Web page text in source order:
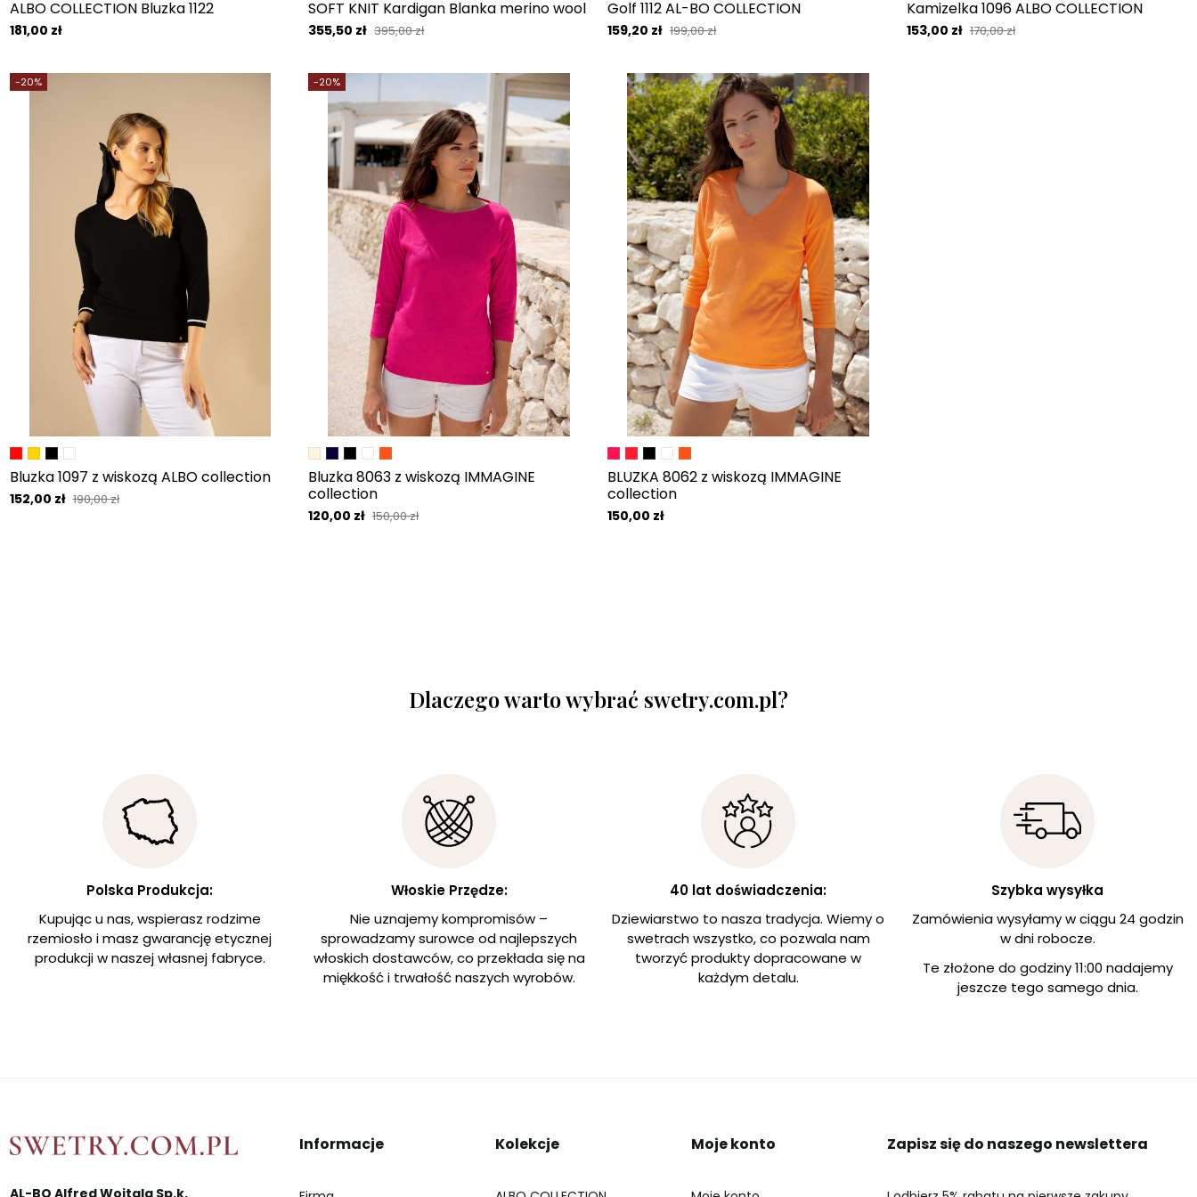
ALBO COLLECTION Bluzka 1122
181,00 zł
SOFT KNIT Kardigan Blanka merino wool
355,50 zł 395,00 zł
Golf 1112 AL-BO COLLECTION
159,20 zł 199,00 zł
Kamizelka 1096 ALBO COLLECTION
153,00 zł 170,00 zł
-20%
Bluzka 1097 z wiskozą ALBO collection
152,00 zł 190,00 zł
-20%
Bluzka 8063 z wiskozą IMMAGINE
collection
120,00 zł 150,00 zł
BLUZKA 8062 z wiskozą IMMAGINE
collection
150,00 zł
Dlaczego warto wybrać swetry.com.pl?
Polska Produkcja:
Kupując u nas, wspierasz rodzime
rzemiosło i masz gwarancję etycznej
produkcji w naszej własnej fabryce.
Włoskie Przędze:
Nie uznajemy kompromisów –
sprowadzamy surowce od najlepszych
włoskich dostawców, co przekłada się na
miękkość i trwałość naszych wyrobów.
40 lat doświadczenia:
Dziewiarstwo to nasza tradycja. Wiemy o
swetrach wszystko, co pozwala nam
tworzyć produkty dopracowane w
każdym detalu.
Szybka wysyłka
Zamówienia wysyłamy w ciągu 24 godzin
w dni robocze.
Te złożone do godziny 11:00 nadajemy
jeszcze tego samego dnia.
AL-BO Alfred Wojtala Sp.k.
Informacje Kolekcje Moje konto Zapisz się do naszego newslettera